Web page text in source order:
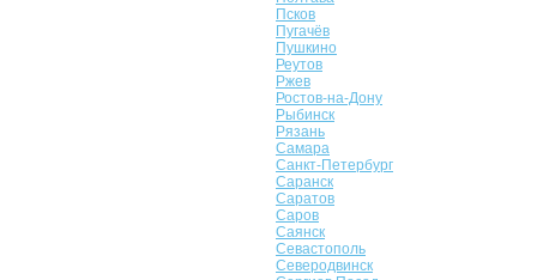
Псков
Пугачёв
Пушкино
Реутов
Ржев
Ростов-на-Дону
Рыбинск
Рязань
Самара
Санкт-Петербург
Саранск
Саратов
Саров
Саянск
Севастополь
Северодвинск